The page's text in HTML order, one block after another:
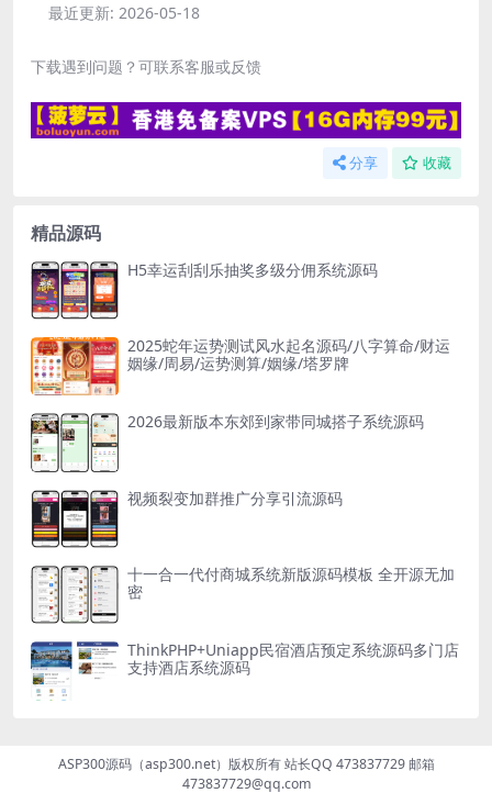
最近更新: 2026-05-18
下载遇到问题？可联系客服或反馈
分享 收藏
精品源码
H5幸运刮刮乐抽奖多级分佣系统源码
2025蛇年运势测试风水起名源码/八字算命/财运
姻缘/周易/运势测算/姻缘/塔罗牌
2026最新版本东郊到家带同城搭子系统源码
视频裂变加群推广分享引流源码
十一合一代付商城系统新版源码模板 全开源无加
密
ThinkPHP+Uniapp民宿酒店预定系统源码多门店
支持酒店系统源码
ASP300源码（asp300.net）版权所有 站长QQ 473837729 邮箱
473837729@qq.com